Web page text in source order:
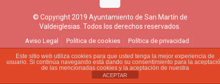
© Copyright 2019 Ayuntamiento de San Martín de
Valdeiglesias. Todos los derechos reservados.
Aviso Legal Política de cookies
Política de privacidad
Ejercicio de derechos
Este sitio web utiliza cookies para que usted tenga la mejor experiencia de
usuario. Si continúa navegando está dando su consentimiento para la
de las mencionadas cookies y la aceptación de nuestra
ACEPTAR